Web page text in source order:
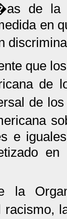
de la
en
que
de
de
e
la
racismo,